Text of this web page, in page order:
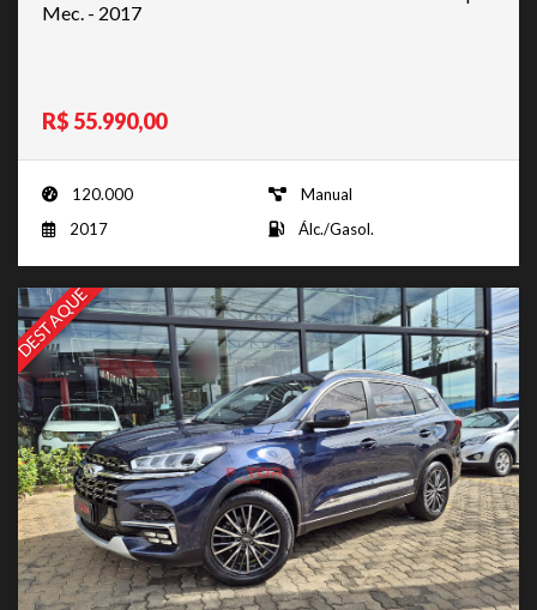
Mec. - 2017
R$ 55.990,00
120.000
Manual
2017
Álc./Gasol.
DESTAQUE